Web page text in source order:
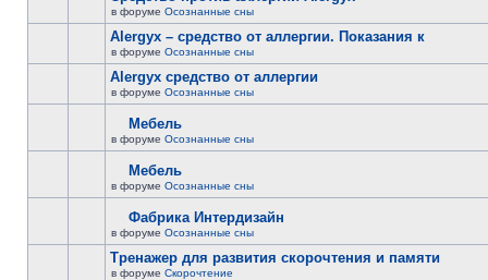
в форуме Осознанные сны
Alergyx – средство от аллергии. Показания к
в форуме Осознанные сны
Alergyx средство от аллергии
в форуме Осознанные сны
Мебель
в форуме Осознанные сны
Мебель
в форуме Осознанные сны
Фабрика Интердизайн
в форуме Осознанные сны
Тренажер для развития скорочтения и памяти
в форуме Скорочтение